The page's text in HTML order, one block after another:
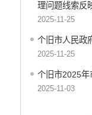
理问题线索反
2025-11-25
个旧市人民政
2025-11-25
个旧市2025
2025-11-03